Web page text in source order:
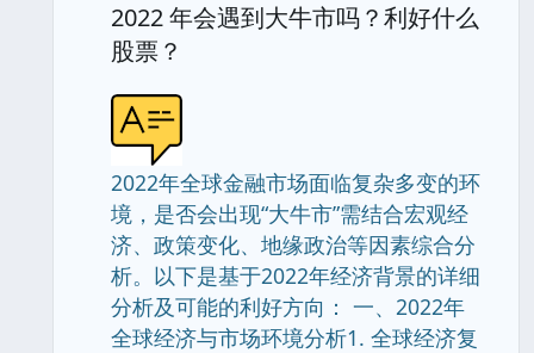
2022 年会遇到大牛市吗？利好什么
股票？
2022年全球金融市场面临复杂多变的环
境，是否会出现“大牛市”需结合宏观经
济、政策变化、地缘政治等因素综合分
析。以下是基于2022年经济背景的详细
分析及可能的利好方向： 一、2022年
全球经济与市场环境分析1. 全球经济复